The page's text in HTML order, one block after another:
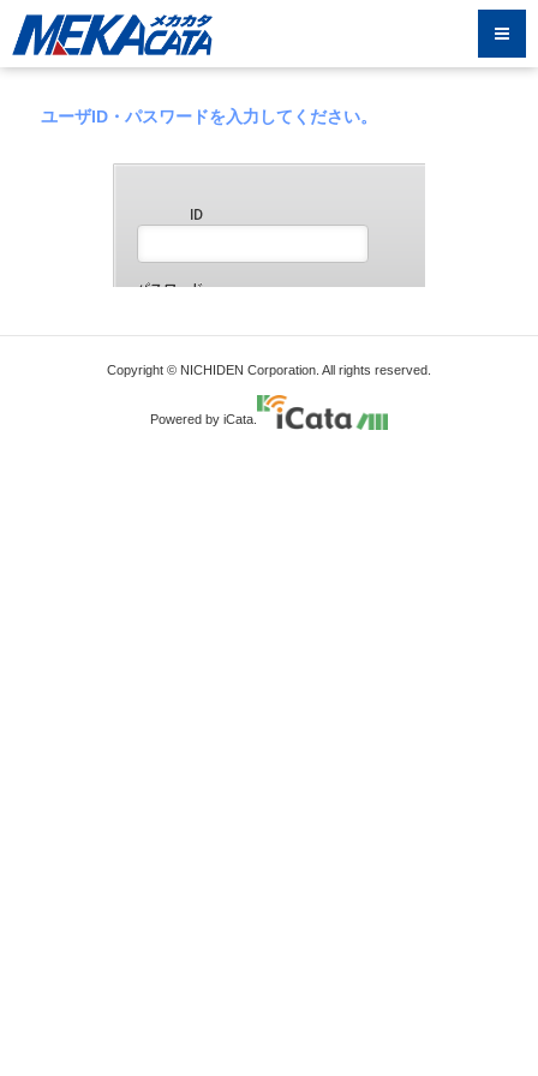
ユーザID・パスワードを入力してください。
Copyright © NICHIDEN Corporation. All rights reserved.
Powered by iCata.